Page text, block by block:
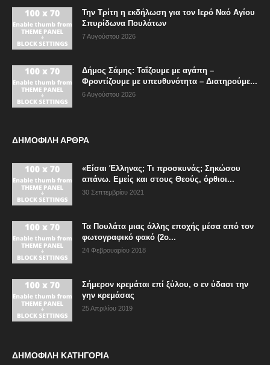
Την Τρίτη η εκδήλωση για τον Ιερό Ναό Αγίου
Σπυρίδωνα Πουλάτων
7 Αυγούστου 2026
Δήμος Σάμης: Ταΐζουμε με αγάπη –
Φροντίζουμε με υπευθυνότητα – Διατηρούμε...
6 Αυγούστου 2026
ΔΗΜΟΦΙΛΗ ΑΡΘΡΑ
«Είσαι Έλληνας; Τι προσκυνάς; Σηκώσου
απάνω. Εμείς και στους Θεούς, όρθιοι...
30 Σεπτεμβρίου 2021
Τα Πουλάτα μιας άλλης εποχής μέσα από τον
φωτογραφικό φακό (2ο...
24 Φεβρουαρίου 2018
Σήμερον κρεμάται επί ξύλου, ο εν ύδασι την
γην κρεμάσας
25 Απριλίου 2019
ΔΗΜΟΦΙΛΗ ΚΑΤΗΓΟΡΙΑ